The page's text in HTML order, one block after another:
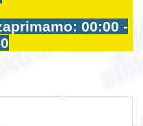
00:00 -